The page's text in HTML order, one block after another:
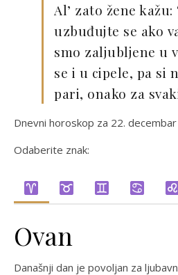
Al’ zato žene
uzbuđujte se ako
smo zaljubljene u
se i u cipele, pa si
pari, onako za
Dnevni horoskop za 22.
Odaberite znak:
Ovan
Današnji dan je povoljan za